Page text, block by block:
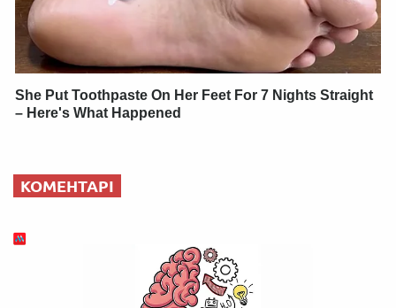
She Put Toothpaste On Her Feet For 7 Nights Straight
– Here's What Happened
КОМЕНТАРІ